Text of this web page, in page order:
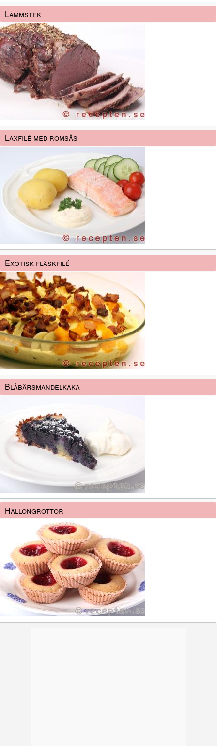
Lammstek
Laxfilé med romsås
Exotisk fläskfilé
Blåbärsmandelkaka
Hallongrottor